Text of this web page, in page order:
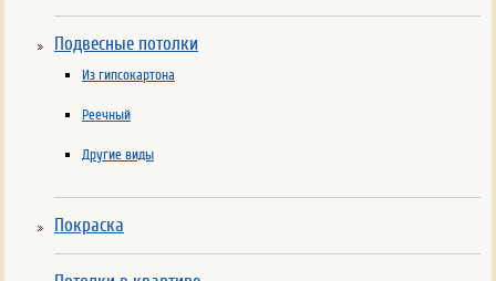
Подвесные потолки
Из гипсокартона
Реечный
Другие виды
Покраска